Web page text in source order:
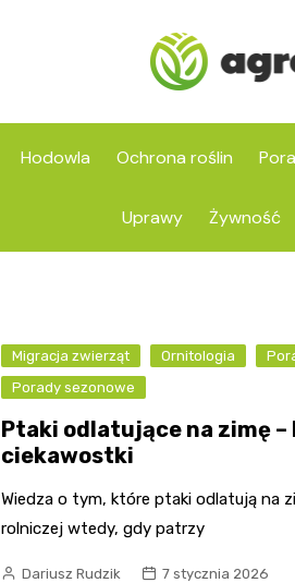
Hodowla Ochrona roślin
Uprawy Żywność
Migracja zwierząt Ornitologia
Porady sezonowe
Ptaki odlatujące na zimę
ciekawostki
Wiedza o tym, które ptaki odlatują na
rolniczej wtedy, gdy patrzy
Dariusz Rudzik 7 stycznia 2026